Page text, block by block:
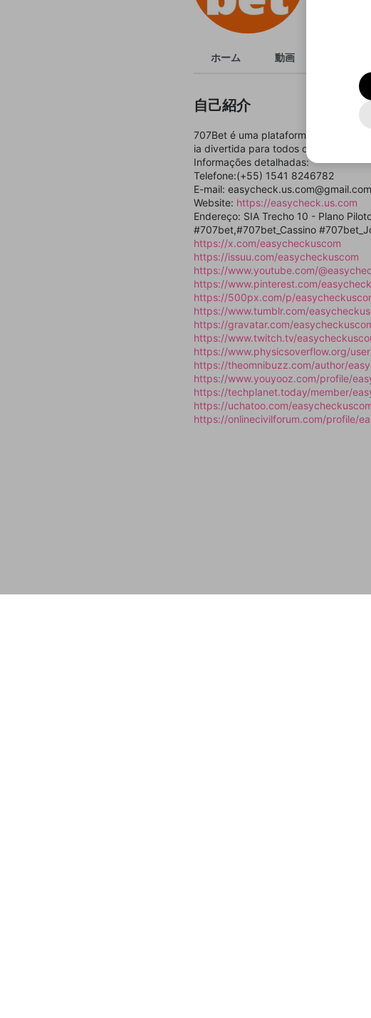
ホーム 動画
自己紹介
707Bet é uma plataforma de
ia divertida para todos os usuários.
Informações detalhadas:
Telefone:(+55) 1541 8246782
E-mail: easycheck.us.com@gmail.com
Website: https://easycheck.us.com
Endereço: SIA Trecho 10 - Plano
#707bet,#707bet_Cassino
https://x.com/easycheckuscom
https://issuu.com/easycheckuscom
https://www.youtube.com/
https://www.pinterest.com/
https://500px.com/p/
https://www.tumblr.com/
https://gravatar.com/
https://www.twitch.tv/
https://www.physicsoverflow.org/
https://theomnibuzz.com/author/
https://www.youyooz.com/profile/
https://techplanet.today/member/
https://uchatoo.com/
https://onlinecivilforum.com/profile/
く
進
く
ご
使
必
を